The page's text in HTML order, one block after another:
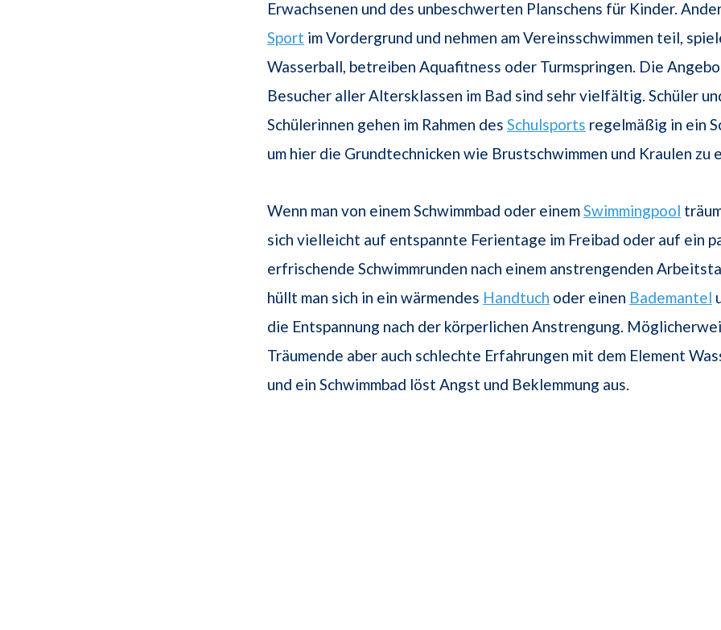
Erwachsenen und des unbeschwerten Planschens für Kinder.
Sport im Vordergrund und nehmen am Vereinsschwimmen teil,
Wasserball, betreiben Aquafitness oder Turmspringen. Die
Besucher aller Altersklassen im Bad sind sehr vielfältig. Schüler
Schülerinnen gehen im Rahmen des Schulsports regelmäßig in ein
um hier die Grundtechnicken wie Brustschwimmen und Kraulen zu
Wenn man von einem Schwimmbad oder einemSwimmingpool
sich vielleicht auf entspannte Ferientage im Freibad oder auf ein
erfrischende Schwimmrunden nach einem anstrengenden
hüllt man sich in ein wärmendes Handtuch oder einen Bademantel
die Entspannung nach der körperlichen Anstrengung.
Träumende aber auch schlechte Erfahrungen mit dem Element
und ein Schwimmbad löst Angst und Beklemmung aus.